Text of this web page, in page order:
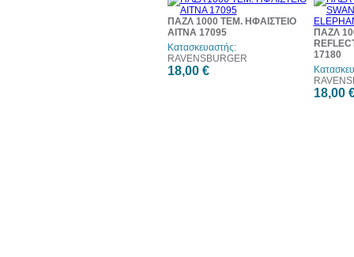
ΠΑΖΛ 1000 ΤΕΜ. ΗΦΑΙΣΤΕΙΟ
ΑΙΤΝΑ 17095
Κατασκευαστής:
RAVENSBURGER
18,00 €
ΠΑΖΛ
17180
18,00